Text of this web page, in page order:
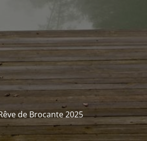
de Brocante 2025